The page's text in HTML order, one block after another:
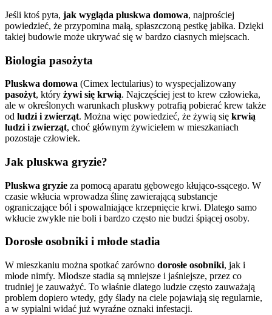
Jeśli ktoś pyta, jak wygląda pluskwa domowa, najprościej
powiedzieć, że przypomina małą, spłaszczoną pestkę jabłka. Dzięki
takiej budowie może ukrywać się w bardzo ciasnych miejscach.
Biologia pasożyta
Pluskwa domowa (Cimex lectularius) to wyspecjalizowany
pasożyt, który żywi się krwią. Najczęściej jest to krew człowieka,
ale w określonych warunkach pluskwy potrafią pobierać krew także
od ludzi i zwierząt. Można więc powiedzieć, że żywią się krwią
ludzi i zwierząt, choć głównym żywicielem w mieszkaniach
pozostaje człowiek.
Jak pluskwa gryzie?
Pluskwa gryzie za pomocą aparatu gębowego kłująco-ssącego. W
czasie wkłucia wprowadza ślinę zawierającą substancje
ograniczające ból i spowalniające krzepnięcie krwi. Dlatego samo
wkłucie zwykle nie boli i bardzo często nie budzi śpiącej osoby.
Dorosłe osobniki i młode stadia
W mieszkaniu można spotkać zarówno dorosłe osobniki, jak i
młode nimfy. Młodsze stadia są mniejsze i jaśniejsze, przez co
trudniej je zauważyć. To właśnie dlatego ludzie często zauważają
problem dopiero wtedy, gdy ślady na ciele pojawiają się regularnie,
a w sypialni widać już wyraźne oznaki infestacji.